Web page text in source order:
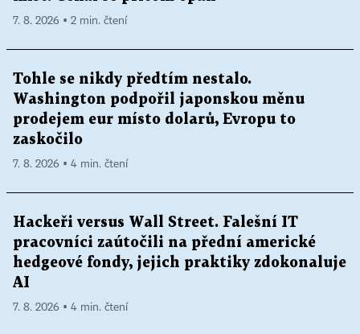
7. 8. 2026 ▪ 2 min. čtení
Tohle se nikdy předtím nestalo.
Washington podpořil japonskou měnu
prodejem eur místo dolarů, Evropu to
zaskočilo
7. 8. 2026 ▪ 4 min. čtení
Hackeři versus Wall Street. Falešní IT
pracovníci zaútočili na přední americké
hedgeové fondy, jejich praktiky zdokonaluje
AI
7. 8. 2026 ▪ 4 min. čtení